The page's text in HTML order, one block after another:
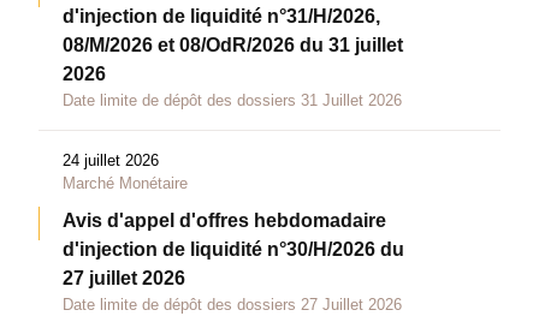
d'injection de liquidité n°31/H/2026,
08/M/2026 et 08/OdR/2026 du 31 juillet
2026
Date limite de dépôt des dossiers 31 Juillet 2026
24 juillet 2026
Marché Monétaire
Avis d'appel d'offres hebdomadaire
d'injection de liquidité n°30/H/2026 du
27 juillet 2026
Date limite de dépôt des dossiers 27 Juillet 2026